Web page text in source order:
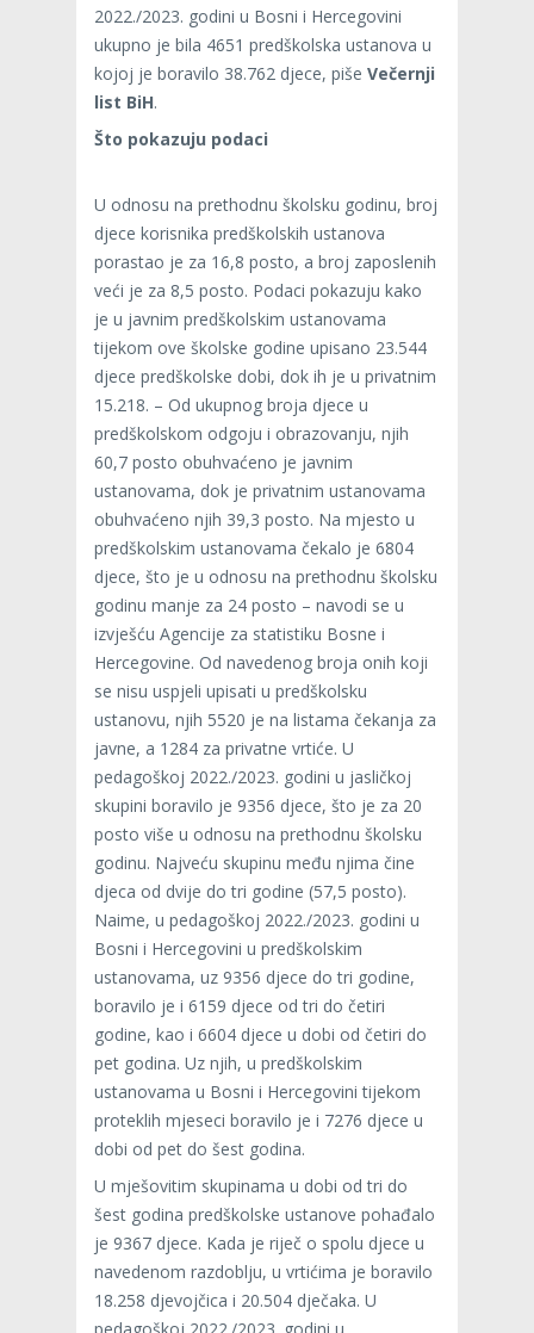
2022./2023. godini u Bosni i Hercegovini
ukupno je bila 4651 predškolska ustanova u
kojoj je boravilo 38.762 djece, piše Večernji
list BiH.
Što pokazuju podaci
U odnosu na prethodnu školsku godinu, broj
djece korisnika predškolskih ustanova
porastao je za 16,8 posto, a broj zaposlenih
veći je za 8,5 posto. Podaci pokazuju kako
je u javnim predškolskim ustanovama
tijekom ove školske godine upisano 23.544
djece predškolske dobi, dok ih je u privatnim
15.218. – Od ukupnog broja djece u
predškolskom odgoju i obrazovanju, njih
60,7 posto obuhvaćeno je javnim
ustanovama, dok je privatnim ustanovama
obuhvaćeno njih 39,3 posto. Na mjesto u
predškolskim ustanovama čekalo je 6804
djece, što je u odnosu na prethodnu školsku
godinu manje za 24 posto – navodi se u
izvješću Agencije za statistiku Bosne i
Hercegovine. Od navedenog broja onih koji
se nisu uspjeli upisati u predškolsku
ustanovu, njih 5520 je na listama čekanja za
javne, a 1284 za privatne vrtiće. U
pedagoškoj 2022./2023. godini u jasličkoj
skupini boravilo je 9356 djece, što je za 20
posto više u odnosu na prethodnu školsku
godinu. Najveću skupinu među njima čine
djeca od dvije do tri godine (57,5 posto).
Naime, u pedagoškoj 2022./2023. godini u
Bosni i Hercegovini u predškolskim
ustanovama, uz 9356 djece do tri godine,
boravilo je i 6159 djece od tri do četiri
godine, kao i 6604 djece u dobi od četiri do
pet godina. Uz njih, u predškolskim
ustanovama u Bosni i Hercegovini tijekom
proteklih mjeseci boravilo je i 7276 djece u
dobi od pet do šest godina.
U mješovitim skupinama u dobi od tri do
šest godina predškolske ustanove pohađalo
je 9367 djece. Kada je riječ o spolu djece u
navedenom razdoblju, u vrtićima je boravilo
18.258 djevojčica i 20.504 dječaka. U
pedagoškoj 2022./2023. godini u